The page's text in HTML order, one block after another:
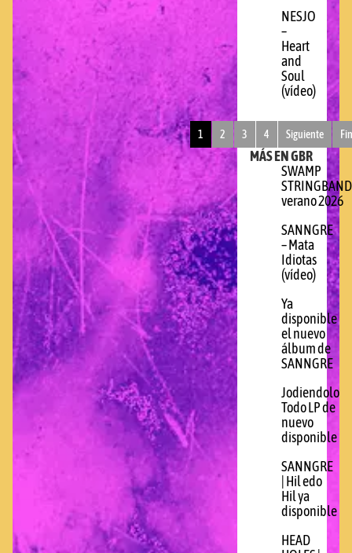
NESJO
–
Heart
and
Soul
(vídeo)
1 2 3 4 Siguiente
MÁS EN GBR
SWAMP
STRINGBAND
verano 2026
SANNGRE
– Mata
Idiotas
(vídeo)
Ya
disponible
el nuevo
álbum de
SANNGRE
Jodiendolo
Todo LP de
nuevo
disponible
SANNGRE
| Hil edo
Hil ya
disponible
HEAD